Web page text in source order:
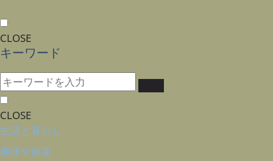
CLOSE
キーワード
CLOSE
生活と暮らし
趣味や娯楽